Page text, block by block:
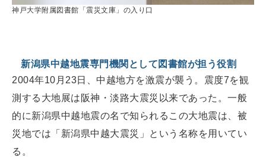
神戸大学附属図書館「震災文庫」の入り口
新潟県中越地震専門機関として図書館が担う役割
2004年10月23日、中越地方を激震が襲う。震度7を観
測する大地展は阪神・淡路大震災以来であった。一般
的に新潟県中越地震の名で知られるこの大地震は、被
災地では「新潟県中越大震災」という名称を用いてい
る。